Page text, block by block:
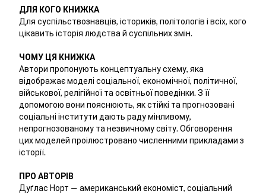
ДЛЯ КОГО КНИЖКА
Для суспільствознавців, істориків, політологів і всіх, кого
цікавить історія людства й суспільних змін.
ЧОМУ ЦЯ КНИЖКА
Автори пропонують концептуальну схему, яка
відображає моделі соціальної, економічної, політичної,
військової, релігійної та освітньої поведінки. З її
допомогою вони пояснюють, як стійкі та прогнозовані
соціальні інститути дають раду мінливому,
непрогнозованому та незвичному світу. Обговорення
цих моделей проілюстровано численними прикладами з
історії.
ПРО АВТОРІВ
Дуґлас Норт — американський економіст, соціальний